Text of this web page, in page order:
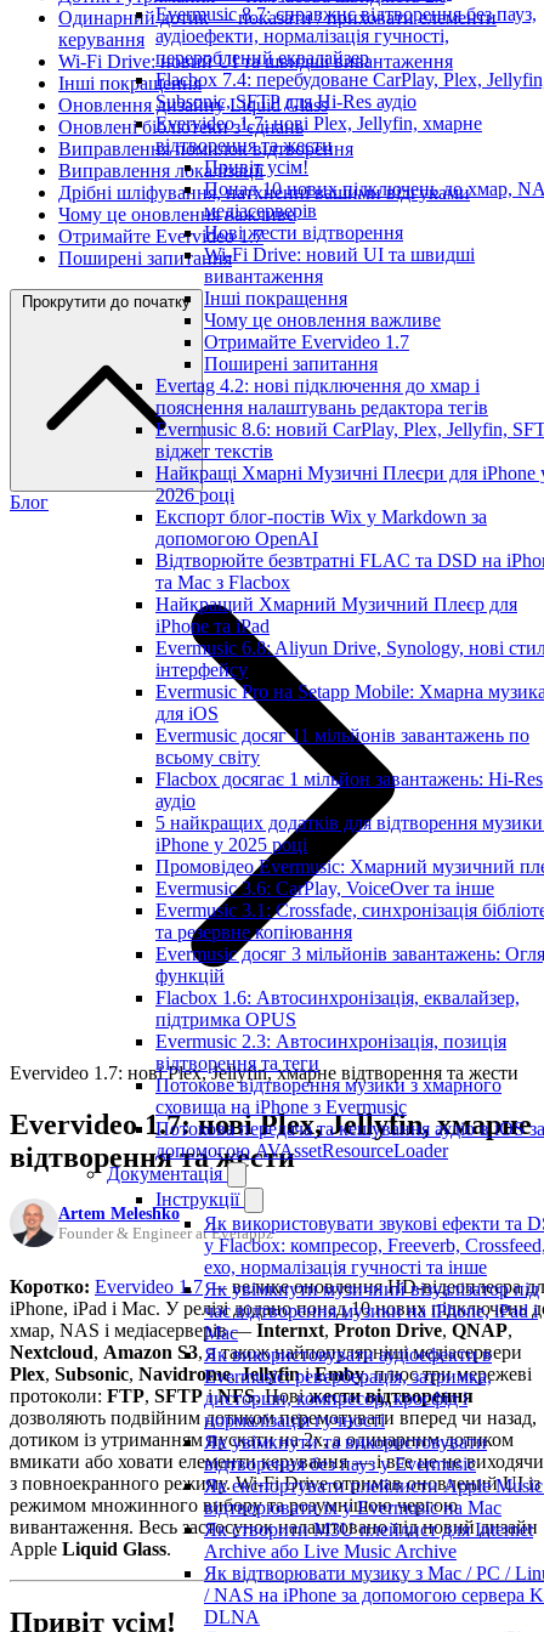
Evermusic 8.7: справжнє відтворення без пауз,
аудіоефекти, нормалізація гучності,
перероблений еквалайзер
Flacbox 7.4: перебудоване CarPlay, Plex,
Subsonic, SFTP для Hi-Res аудіо
Evervideo 1.7: нові Plex, Jellyfin, хмарне
відтворення та жести
Привіт усім!
Понад 10 нових підключень до хмар,
медіасерверів
Нові жести відтворення
Wi-Fi Drive: новий UI та швидші
вивантаження
Інші покращення
Чому це оновлення важливе
Отримайте Evervideo 1.7
Поширені запитання
Evertag 4.2: нові підключення до хмар і
пояснення налаштувань редактора тегів
Evermusic 8.6: новий CarPlay, Plex, Jellyfin,
віджет текстів
Найкращі Хмарні Музичні Плеєри для iPhone
2026 році
Експорт блог-постів Wix у Markdown за
допомогою OpenAI
Відтворюйте безвтратні FLAC та DSD на
та Mac з Flacbox
Найкращий Хмарний Музичний Плеєр для
iPhone та iPad
Evermusic 6.8: Aliyun Drive, Synology, нові
інтерфейсу
Evermusic Pro на Setapp Mobile: Хмарна
для iOS
Evermusic досяг 11 мільйонів завантажень по
всьому світу
Flacbox досягає 1 мільйон завантажень: Hi-Res
аудіо
5 найкращих додатків для відтворення
iPhone у 2025 році
Промовідео Evermusic: Хмарний музичний
Evermusic 3.6: CarPlay, VoiceOver та інше
Evermusic 3.1: Crossfade, синхронізація
та резервне копіювання
Evermusic досяг 3 мільйонів завантажень:
функцій
Flacbox 1.6: Автосинхронізація, еквалайзер,
підтримка OPUS
Evermusic 2.3: Автосинхронізація, позиція
відтворення та теги
Потокове відтворення музики з хмарного
сховища на iPhone з Evermusic
Потокова передача та кешування аудіо в iOS за
допомогою AVAssetResourceLoader
Документація
Інструкції
Як використовувати звукові ефекти та
у Flacbox: компресор, Freeverb,
ехо, нормалізація гучності та інше
Як увімкнути музичний візуалізатор під
час відтворення музики на iPhone, iPad і
Mac
Як використовувати аудіоефекти в
Evermusic: реверберація, затримка,
дисторшн, компресор, кросфід і
нормалізація гучності
Як увімкнути та використовувати
відтворення без пауз у Evermusic
Як експортувати плейлисти Apple Music
відтворювати їх у Evermusic на Mac
Як створити M3U плейлист для Internet
Archive або Live Music Archive
Як відтворювати музику з Mac / PC /
/ NAS на iPhone за допомогою сервера
DLNA
Одинарний дотик — показати / приховати елементи
керування
Wi-Fi Drive: новий UI та швидші вивантаження
Інші покращення
Оновлення дизайну Liquid Glass
Оновлені бібліотеки з’єднань
Виправлення помилок відтворення
Виправлення локалізації
Дрібні шліфування, натхненні вашими відгуками
Чому це оновлення важливе
Отримайте Evervideo 1.7
Поширені запитання
Прокрутити до початку
Блог
Evervideo 1.7: нові Plex, Jellyfin, хмарне відтворення та жести
Evervideo 1.7: нові Plex, Jellyfin, хмарне
відтворення та жести
Artem Meleshko
Founder & Engineer at Everappz
Коротко: Evervideo 1.7— велике оновлення HD-відеоплеєра
iPhone, iPad і Mac. У релізі додано понад 10 нових підключень
хмар, NAS і медіасерверів — Internxt, Proton Drive, QNAP,
Nextcloud, Amazon S3, а також найпопулярніші медіасервери
Plex, Subsonic, Navidrome,JellyfinіEmby, плюс три мережеві
протоколи: FTP, SFTPіNFS. Новіжести відтворення
дозволяють подвійним дотиком перемотувати вперед чи назад,
дотиком із утриманням пускати на 2x, а одинарним дотиком
вмикати або ховати елементи керування — і все це не виходячи
з повноекранного режиму. Wi-Fi Drive отримав оновлений UI із
режимом множинного вибору та розумнішою чергою
вивантаження. Весь застосунок налаштовано під новий дизайн
Apple Liquid Glass.
Привіт усім!